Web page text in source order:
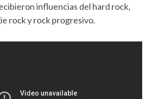
influencias del hard rock,
rock y rock progresivo.